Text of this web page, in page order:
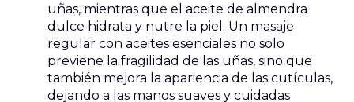
uñas, mientras que el aceite de almendra
dulce hidrata y nutre la piel. Un masaje
regular con aceites esenciales no solo
previene la fragilidad de las uñas, sino que
también mejora la apariencia de las cutículas,
dejando a las manos suaves y cuidadas